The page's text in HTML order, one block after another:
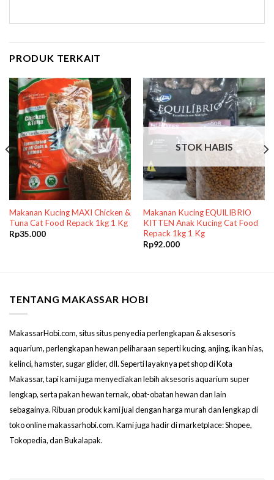
PRODUK TERKAIT
Makanan Kucing MAXI Chicken &
Tuna Cat Food Repack 1kg 1 Kg
Rp35.000
STOK HABIS
Makanan Kucing EQUILIBRIO
KITTEN Anak Kucing Cat Food
Repack 1kg 1 Kg
Rp92.000
TENTANG MAKASSAR HOBI
MakassarHobi.com, situs situs penyedia perlengkapan & aksesoris
aquarium, perlengkapan hewan peliharaan seperti kucing, anjing, ikan hias,
kelinci, hamster, sugar glider, dll. Seperti layaknya pet shop di Kota
Makassar, tapi kami juga menyediakan lebih aksesoris aquarium super
lengkap, serta pakan hewan ternak, obat-obatan hewan dan lain
sebagainya. Ribuan produk kami jual dengan harga murah dan lengkap di
toko online makassarhobi.com. Kami juga hadir di marketplace: Shopee,
Tokopedia, dan Bukalapak.